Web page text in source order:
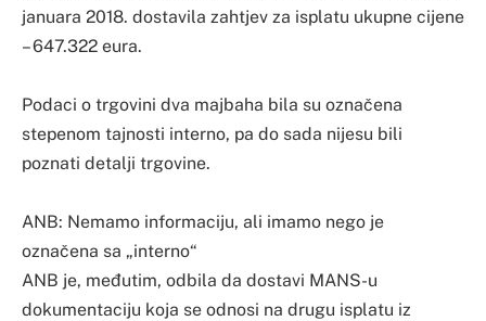
januara 2018. dostavila zahtjev za isplatu ukupne cijene
– 647.322 eura.
Podaci o trgovini dva majbaha bila su označena
stepenom tajnosti interno, pa do sada nijesu bili
poznati detalji trgovine.
ANB: Nemamo informaciju, ali imamo nego je
označena sa „interno“
ANB je, međutim, odbila da dostavi MANS-u
dokumentaciju koja se odnosi na drugu isplatu iz